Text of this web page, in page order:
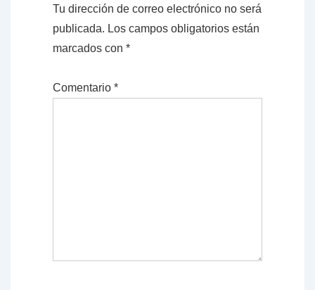
Tu dirección de correo electrónico no será
publicada. Los campos obligatorios están
marcados con *
Comentario *